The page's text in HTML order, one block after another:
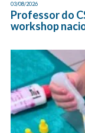
03/08/2026
Professor do
workshop